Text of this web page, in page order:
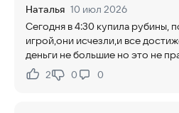
Наталья 10 июл 2026
Сегодня в 4:30 купила рубины,
игрой,они исчезли,и все
деньги не большие но это не
Нравится:
2Не нравится:
0 0